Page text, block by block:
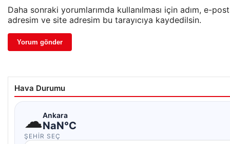
Daha sonraki yorumlarımda kullanılması için adım, e-
adresim ve site adresim bu tarayıcıya kaydedilsin.
Hava Durumu
☁Ankara
NaN°C
ŞEHIR SEÇ